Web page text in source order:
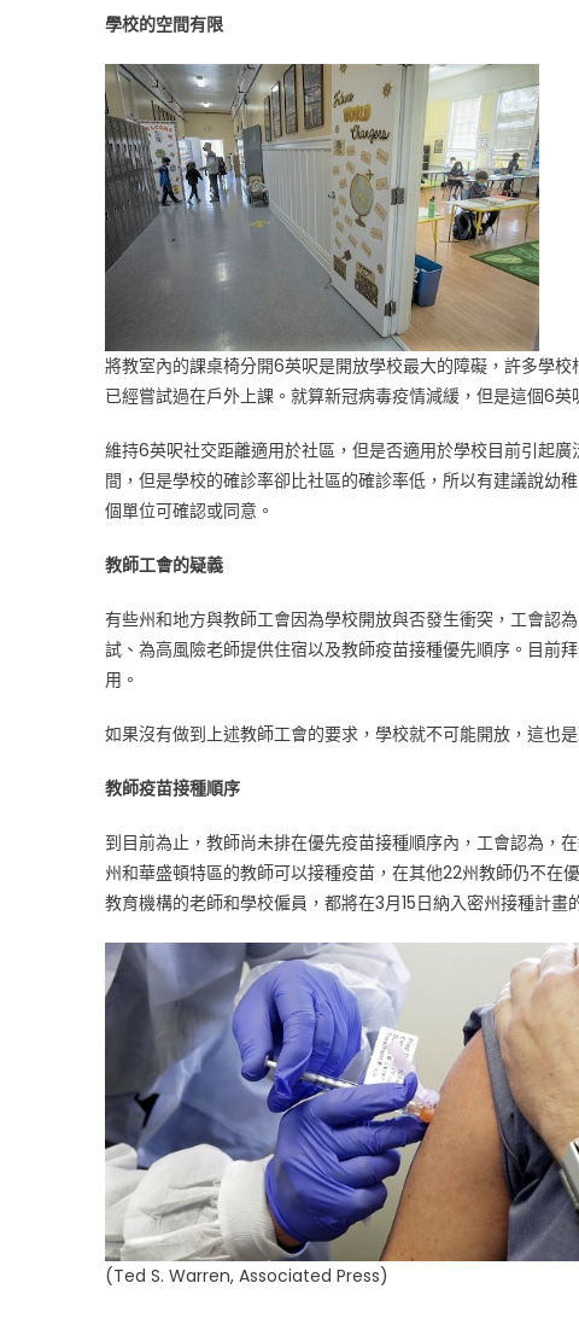
學校的空間有限
將教室內的課桌椅分開6英呎是開放學校最大的障礙，許多學
已經嘗試過在戶外上課。就算新冠病毒疫情減緩，但是這個6英
維持6英呎社交距離適用於社區，但是否適用於學校目前引起
間，但是學校的確診率卻比社區的確診率低，所以有建議說幼
個單位可確認或同意。
教師工會的疑義
有些州和地方與教師工會因為學校開放與否發生衝突，工會認
試、為高風險老師提供住宿以及教師疫苗接種優先順序。目前
用。
如果沒有做到上述教師工會的要求，學校就不可能開放，這也
教師疫苗接種順序
到目前為止，教師尚未排在優先疫苗接種順序內，工會認為，
州和華盛頓特區的教師可以接種疫苗，在其他22州教師仍不在
教育機構的老師和學校僱員，都將在3月15日納入密州接種計畫
(Ted S. Warren, Associated Press)